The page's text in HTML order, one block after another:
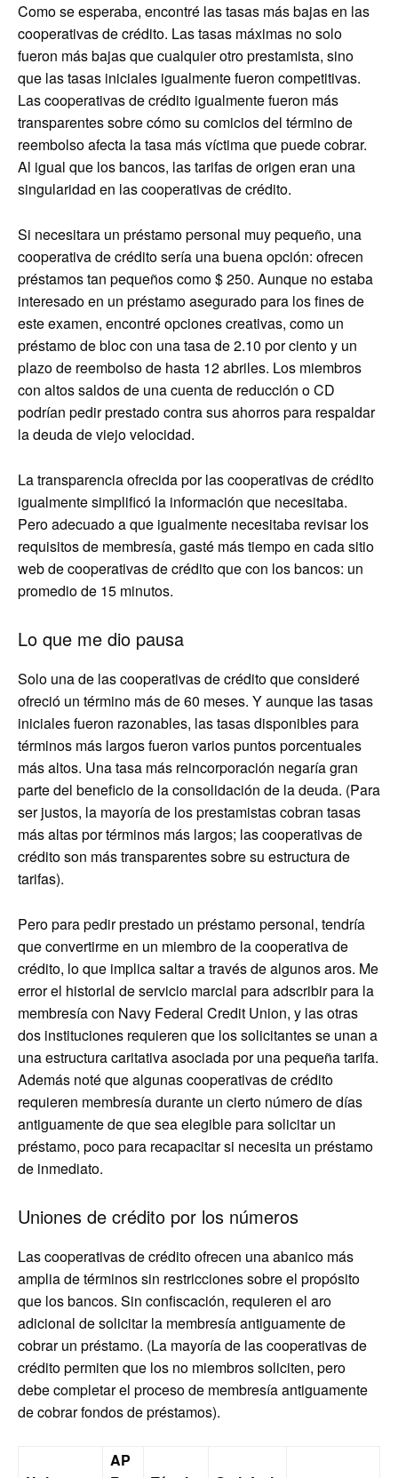
Como se esperaba, encontré las tasas más bajas en las
cooperativas de crédito. Las tasas máximas no solo
fueron más bajas que cualquier otro prestamista, sino
que las tasas iniciales igualmente fueron competitivas.
Las cooperativas de crédito igualmente fueron más
transparentes sobre cómo su comicios del término de
reembolso afecta la tasa más víctima que puede cobrar.
Al igual que los bancos, las tarifas de origen eran una
singularidad en las cooperativas de crédito.
Si necesitara un préstamo personal muy pequeño, una
cooperativa de crédito sería una buena opción: ofrecen
préstamos tan pequeños como $ 250. Aunque no estaba
interesado en un préstamo asegurado para los fines de
este examen, encontré opciones creativas, como un
préstamo de bloc con una tasa de 2.10 por ciento y un
plazo de reembolso de hasta 12 abriles. Los miembros
con altos saldos de una cuenta de reducción o CD
podrían pedir prestado contra sus ahorros para respaldar
la deuda de viejo velocidad.
La transparencia ofrecida por las cooperativas de crédito
igualmente simplificó la información que necesitaba.
Pero adecuado a que igualmente necesitaba revisar los
requisitos de membresía, gasté más tiempo en cada sitio
web de cooperativas de crédito que con los bancos: un
promedio de 15 minutos.
Lo que me dio pausa
Solo una de las cooperativas de crédito que consideré
ofreció un término más de 60 meses. Y aunque las tasas
iniciales fueron razonables, las tasas disponibles para
términos más largos fueron varios puntos porcentuales
más altos. Una tasa más reincorporación negaría gran
parte del beneficio de la consolidación de la deuda. (Para
ser justos, la mayoría de los prestamistas cobran tasas
más altas por términos más largos; las cooperativas de
crédito son más transparentes sobre su estructura de
tarifas).
Pero para pedir prestado un préstamo personal, tendría
que convertirme en un miembro de la cooperativa de
crédito, lo que implica saltar a través de algunos aros. Me
error el historial de servicio marcial para adscribir para la
membresía con Navy Federal Credit Union, y las otras
dos instituciones requieren que los solicitantes se unan a
una estructura caritativa asociada por una pequeña tarifa.
Además noté que algunas cooperativas de crédito
requieren membresía durante un cierto número de días
antiguamente de que sea elegible para solicitar un
préstamo, poco para recapacitar si necesita un préstamo
de inmediato.
Uniones de crédito por los números
Las cooperativas de crédito ofrecen una abanico más
amplia de términos sin restricciones sobre el propósito
que los bancos. Sin confiscación, requieren el aro
adicional de solicitar la membresía antiguamente de
cobrar un préstamo. (La mayoría de las cooperativas de
crédito permiten que los no miembros soliciten, pero
debe completar el proceso de membresía antiguamente
de cobrar fondos de préstamos).
AP